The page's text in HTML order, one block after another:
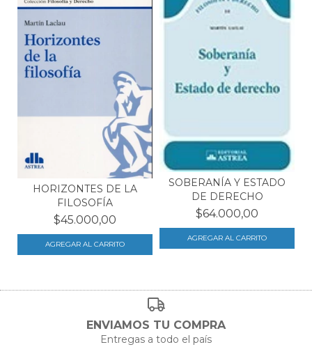
HORIZONTES DE LA
FILOSOFÍA
$45.000,00
SOBERANÍA Y ESTADO
DE DERECHO
$64.000,00
ENVIAMOS TU COMPRA
Entregas a todo el país